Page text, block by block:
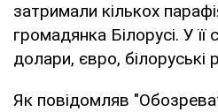
затримали кількох
громадянка Білорусі. У її
долари, євро, білоруські
Як повідомляв